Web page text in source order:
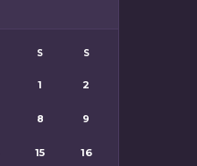
S S
1 2
8 9
15 16